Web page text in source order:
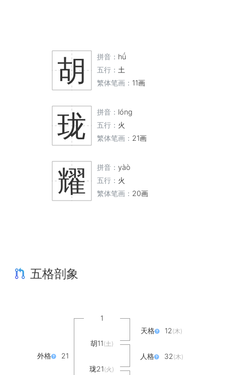
胡 拼音： hǘ
五行： 土
繁体笔画： 11画
珑 拼音： lóng
五行： 火
繁体笔画： 21画
耀 拼音： yàò
五行： 火
繁体笔画： 20画
五格剖象
外格 21
1
胡11(土)
珑21(火)
天格 12 (木)
人格 32 (木)